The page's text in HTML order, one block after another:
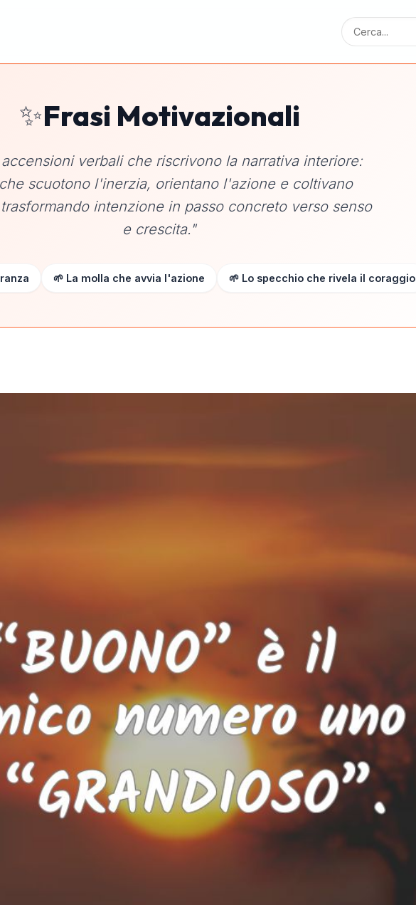
✨Frasi Motivazionali
verbali che riscrivono la narrativa interiore:
scuotono l'inerzia, orientano l'azione e coltivano
intenzione in passo concreto verso senso
e crescita."
🌱 La molla che avvia l'azione 🌱 Lo specchio che rivela il coraggio